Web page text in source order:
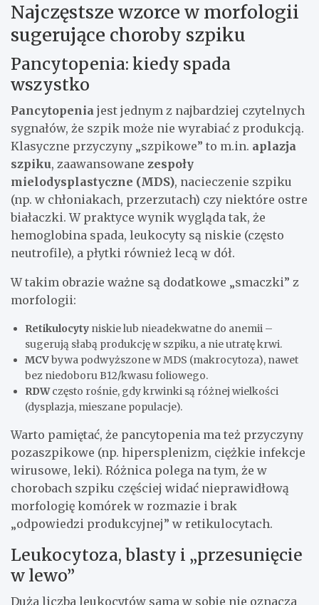
Najczęstsze wzorce w morfologii
sugerujące choroby szpiku
Pancytopenia: kiedy spada
wszystko
Pancytopenia jest jednym z najbardziej czytelnych
sygnałów, że szpik może nie wyrabiać z produkcją.
Klasyczne przyczyny „szpikowe” to m.in. aplazja
szpiku, zaawansowane zespoły
mielodysplastyczne (MDS), nacieczenie szpiku
(np. w chłoniakach, przerzutach) czy niektóre ostre
białaczki. W praktyce wynik wygląda tak, że
hemoglobina spada, leukocyty są niskie (często
neutrofile), a płytki również lecą w dół.
W takim obrazie ważne są dodatkowe „smaczki” z
morfologii:
Retikulocyty niskie lub nieadekwatne do anemii –
sugerują słabą produkcję w szpiku, a nie utratę krwi.
MCVbywa podwyższone w MDS (makrocytoza), nawet
bez niedoboru B12/kwasu foliowego.
RDWczęsto rośnie, gdy krwinki są różnej wielkości
(dysplazja, mieszane populacje).
Warto pamiętać, że pancytopenia ma też przyczyny
pozaszpikowe (np. hipersplenizm, ciężkie infekcje
wirusowe, leki). Różnica polega na tym, że w
chorobach szpiku częściej widać nieprawidłową
morfologię komórek w rozmazie i brak
„odpowiedzi produkcyjnej” w retikulocytach.
Leukocytoza, blasty i „przesunięcie
w lewo”
Duża liczba leukocytów sama w sobie nie oznacza